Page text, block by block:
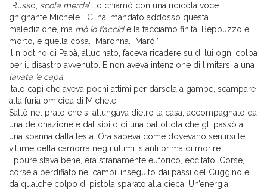
“Russo, scola merda” lo chiamò con una ridicola voce
ghignante Michele. “Ci hai mandato addosso questa
maledizione, ma mò io t’accide la facciamo finita. Beppuzzo è
morto, e quella cosa… Maronna… Marò!”
Il nipotino di Papà, allucinato, faceva ricadere su di lui ogni colpa
per il disastro avvenuto. E non aveva intenzione di limitarsi a una
lavata ’e capa
Italo capì che aveva pochi attimi per darsela a gambe, scampare
alla furia omicida di Michele.
Saltò nel prato che si allungava dietro la casa, accompagnato da
una detonazione e dal sibilo di una pallottola che gli passò a
una spanna dalla testa. Ora sapeva come dovevano sentirsi le
vittime della camorra negli ultimi istanti prima di morire.
Eppure stava bene, era stranamente euforico, eccitato. Corse,
corse a perdifiato nei campi, inseguito dai passi del Cuggino e
da qualche colpo di pistola sparato alla cieca. Un’energia